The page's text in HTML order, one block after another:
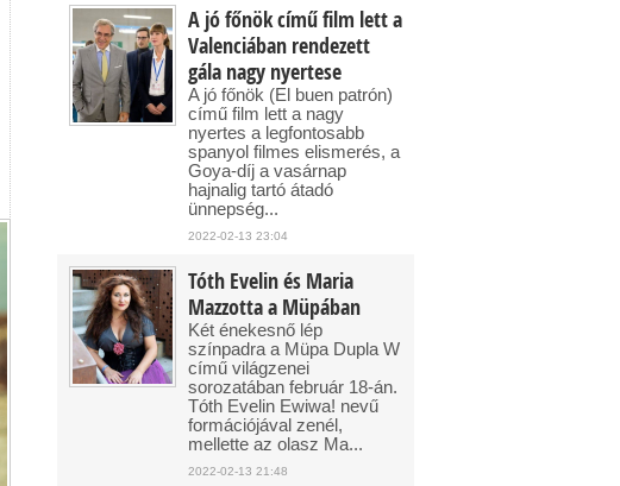
A jó főnök című film lett a
Valenciában rendezett
gála nagy nyertese
A jó főnök (El buen patrón)
című film lett a nagy
nyertes a legfontosabb
spanyol filmes elismerés, a
Goya-díj a vasárnap
hajnalig tartó átadó
ünnepség...
2022-02-13 23:04
Tóth Evelin és Maria
Mazzotta a Müpában
Két énekesnő lép
színpadra a Müpa Dupla W
című világzenei
sorozatában február 18-án.
Tóth Evelin Ewiwa! nevű
formációjával zenél,
mellette az olasz Ma...
2022-02-13 21:48